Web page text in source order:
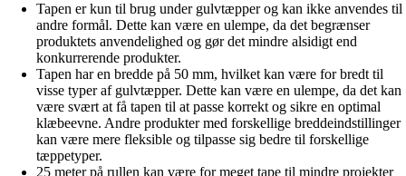
Tapen er kun til brug under gulvtæpper og kan ikke anvendes til
andre formål. Dette kan være en ulempe, da det begrænser
produktets anvendelighed og gør det mindre alsidigt end
konkurrerende produkter.
Tapen har en bredde på 50 mm, hvilket kan være for bredt til
visse typer af gulvtæpper. Dette kan være en ulempe, da det kan
være svært at få tapen til at passe korrekt og sikre en optimal
klæbeevne. Andre produkter med forskellige breddeindstillinger
kan være mere fleksible og tilpasse sig bedre til forskellige
tæppetyper.
25 meter på rullen kan være for meget tape til mindre projekter